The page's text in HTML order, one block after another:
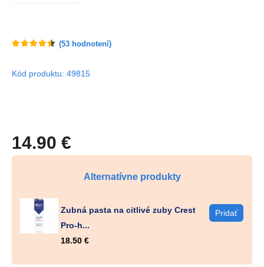
(53 hodnotení)
Kód produktu: 49815
14.90 €
Alternatívne produkty
Zubná pasta na citlivé zuby Crest
Pro-h...
18.50 €